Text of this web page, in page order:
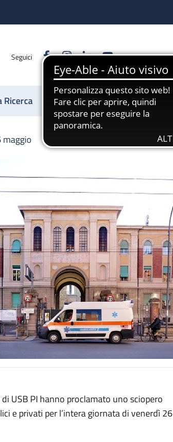
Seguici FacebookInstagram
LinkedinYouTube Cerca
Ricerca Sostienici
USB PI hanno proclamato uno sciopero
e privati per l’intera giornata di venerdì 26